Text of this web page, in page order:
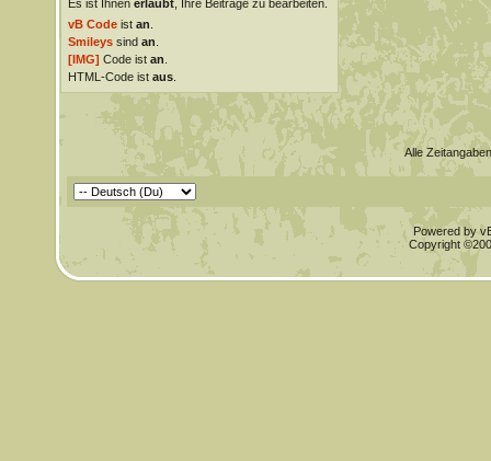
Es ist Ihnen erlaubt, Ihre Beiträge zu bearbeiten.
vB Codeist an
Smileyssind an
[IMG] Code ist an
HTML-Code ist aus.
Alle
Powered by
Copyright